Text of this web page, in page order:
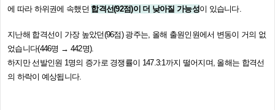
에 따라 하위권에 속했던 합격선(92점)이 더 낮아질 가능성이 있습니다.
지난해 합격선이 가장 높았던(96점) 광주는, 올해 출원인원에서 변동이 거의 없
었습니다(446명 → 442명).
하지만 선발인원 1명의 증가로 경쟁률이 147.3:1까지 떨어지며, 올해는 합격선
의 하락이 예상됩니다.